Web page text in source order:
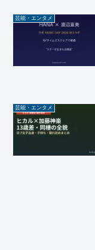
芸能・エンタメ
芸能・エンタメ